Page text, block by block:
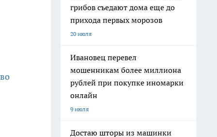
грибов съедают дома еще до
прихода первых морозов
20 июля
Ивановец перевел
мошенникам более миллиона
рублей при покупке иномарки
онлайн
9 июля
Достаю шторы из машинки